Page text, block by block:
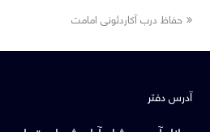
previous
حفاظ درب آکاردئونی امامت
آدرس دفتر